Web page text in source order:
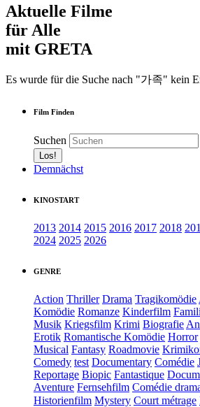
Aktuelle Filme
für Alle
mit GRETA
Es wurde für die Suche nach "가족" kein
Film Finden
Suchen
Demnächst
KINOSTART
2013 2014 2015 2016 2017 2018
2024 2025 2026
GENRE
Action Thriller Drama Tragikomödie
Komödie Romanze Kinderfilm
Musik Kriegsfilm Krimi Biografie
Erotik Romantische Komödie Horror
Musical Fantasy Roadmovie
Comedy test Documentary Comédie
Reportage Biopic Fantastique
Aventure Fernsehfilm Comédie
Historienfilm Mystery Court métrage